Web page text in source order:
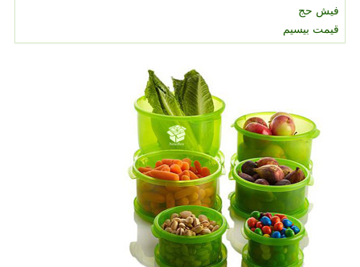
فیش حج
قیمت بیسیم